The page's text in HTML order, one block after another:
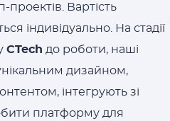
Вартість
індивідуально. На стадії
CTech до роботи, наші
дизайном,
інтегрують зі
платформу для